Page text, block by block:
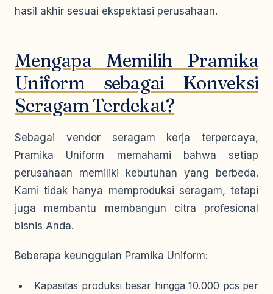
hasil akhir sesuai ekspektasi perusahaan.
Mengapa Memilih Pramika
Uniform sebagai Konveksi
Seragam Terdekat?
Sebagai vendor seragam kerja terpercaya,
Pramika Uniform memahami bahwa setiap
perusahaan memiliki kebutuhan yang berbeda.
Kami tidak hanya memproduksi seragam, tetapi
juga membantu membangun citra profesional
bisnis Anda.
Beberapa keunggulan Pramika Uniform:
Kapasitas produksi besar hingga 10.000 pcs per